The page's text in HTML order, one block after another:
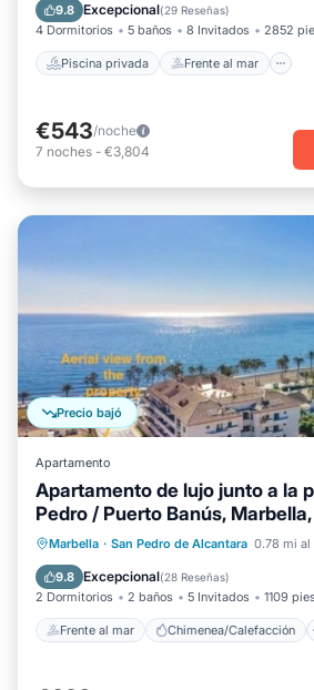
9.8 Excepcional(29 Reseñas)
4 Dormitorios 5 baños 8 Invitados 2852
Piscina privada Frente al mar
Chimenea/Calefacción
€543/noche
7 noches - €3,804
Precio bajó
Apartamento
Apartamento de lujo junto a la
Pedro / Puerto Banús,
Marbella · San Pedro de Alcantara 0.78 mi al
9.8 Excepcional(28 Reseñas)
2 Dormitorios 2 baños 5 Invitados 1109
Frente al mar Chimenea/Calefacción
Frente al mar
Chimenea/
Piscina
Vista al mar